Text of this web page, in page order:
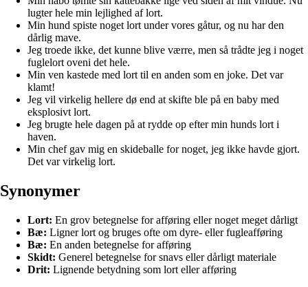
lugter hele min lejlighed af lort.
Min hund spiste noget lort under vores gåtur, og nu har den
dårlig mave.
Jeg troede ikke, det kunne blive værre, men så trådte jeg i noget
fuglelort oveni det hele.
Min ven kastede med lort til en anden som en joke. Det var
klamt!
Jeg vil virkelig hellere dø end at skifte ble på en baby med
eksplosivt lort.
Jeg brugte hele dagen på at rydde op efter min hunds lort i
haven.
Min chef gav mig en skideballe for noget, jeg ikke havde gjort.
Det var virkelig lort.
Synonymer
Lort: En grov betegnelse for afføring eller noget meget dårligt
Bæ: Ligner lort og bruges ofte om dyre- eller fugleafføring
Bæ: En anden betegnelse for afføring
Skidt: Generel betegnelse for snavs eller dårligt materiale
Drit: Lignende betydning som lort eller afføring